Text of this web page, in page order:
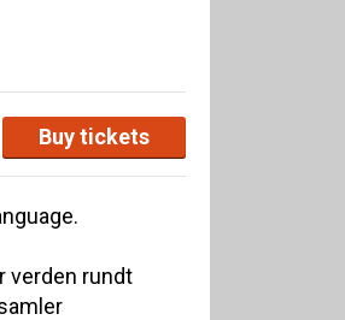
Buy tickets
verden rundt